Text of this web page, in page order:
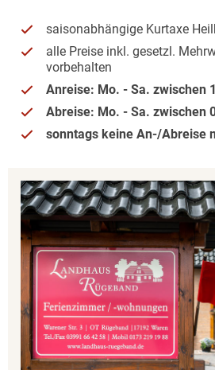
saisonabhängige Kurtaxe
alle Preise inkl. gesetzl.
vorbehalten
Anreise: Mo. - Sa. zwischen
Abreise: Mo. - Sa. zwischen
sonntags keine An-/Abreise